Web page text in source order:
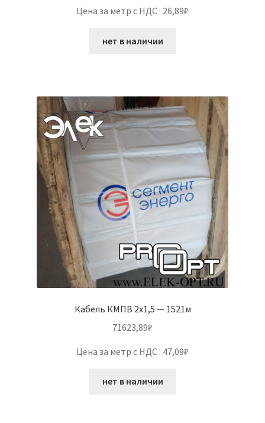
Цена за метр с НДС : 26,89₽
нет в наличии
Кабель КМПВ 2х1,5 — 1521м
71623,89₽
Цена за метр с НДС : 47,09₽
нет в наличии